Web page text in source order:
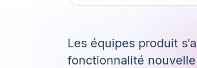
Les équipes produit
fonctionnalité